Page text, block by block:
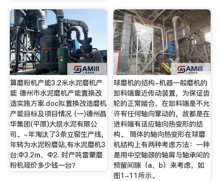
算磨粉机产能3.2米水泥磨机产
能 德州市水泥磨机产能置换改
造实施方案.doc拟置换改造磨机
产能目标及项目情况 (一)德州晶
华集团(平原)大坝水泥有限公
司。-年淘汰了3条立窑生产线,
年转为水泥粉磨站,有水泥磨机3
台:Φ3.2m、Φ2. 时产吨雷蒙磨
粉机现价多少钱一台？
球磨机的结构-机器一般磨机的
卸料端靠近传动装置，为保证齿
轮的正常啮合，在卸料端是不允
许有任何轴向窜动的，故都是在
进料端有适应轴向热变形的结
构。 筒体的轴向热变形在球磨
机结构上有两种考虑方法：一种
是用中空轴颈的轴肩与轴承间的
预留间隙（a、b）来考虑，如
图1-11所示。